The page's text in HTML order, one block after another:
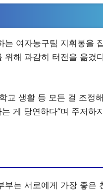
여자농구팀 지휘봉을
위해 과감히 터전을 옮겼
교 생활 등 모든 걸 조정
게 당연하다”며 주저하
부는 서로에게 가장 좋은